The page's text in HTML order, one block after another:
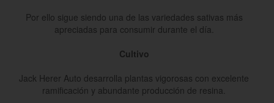
Por ello sigue siendo una de las variedades sativas más
apreciadas para consumir durante el día.
Cultivo
Jack Herer Auto desarrolla plantas vigorosas con excelente
ramificación y abundante producción de resina.